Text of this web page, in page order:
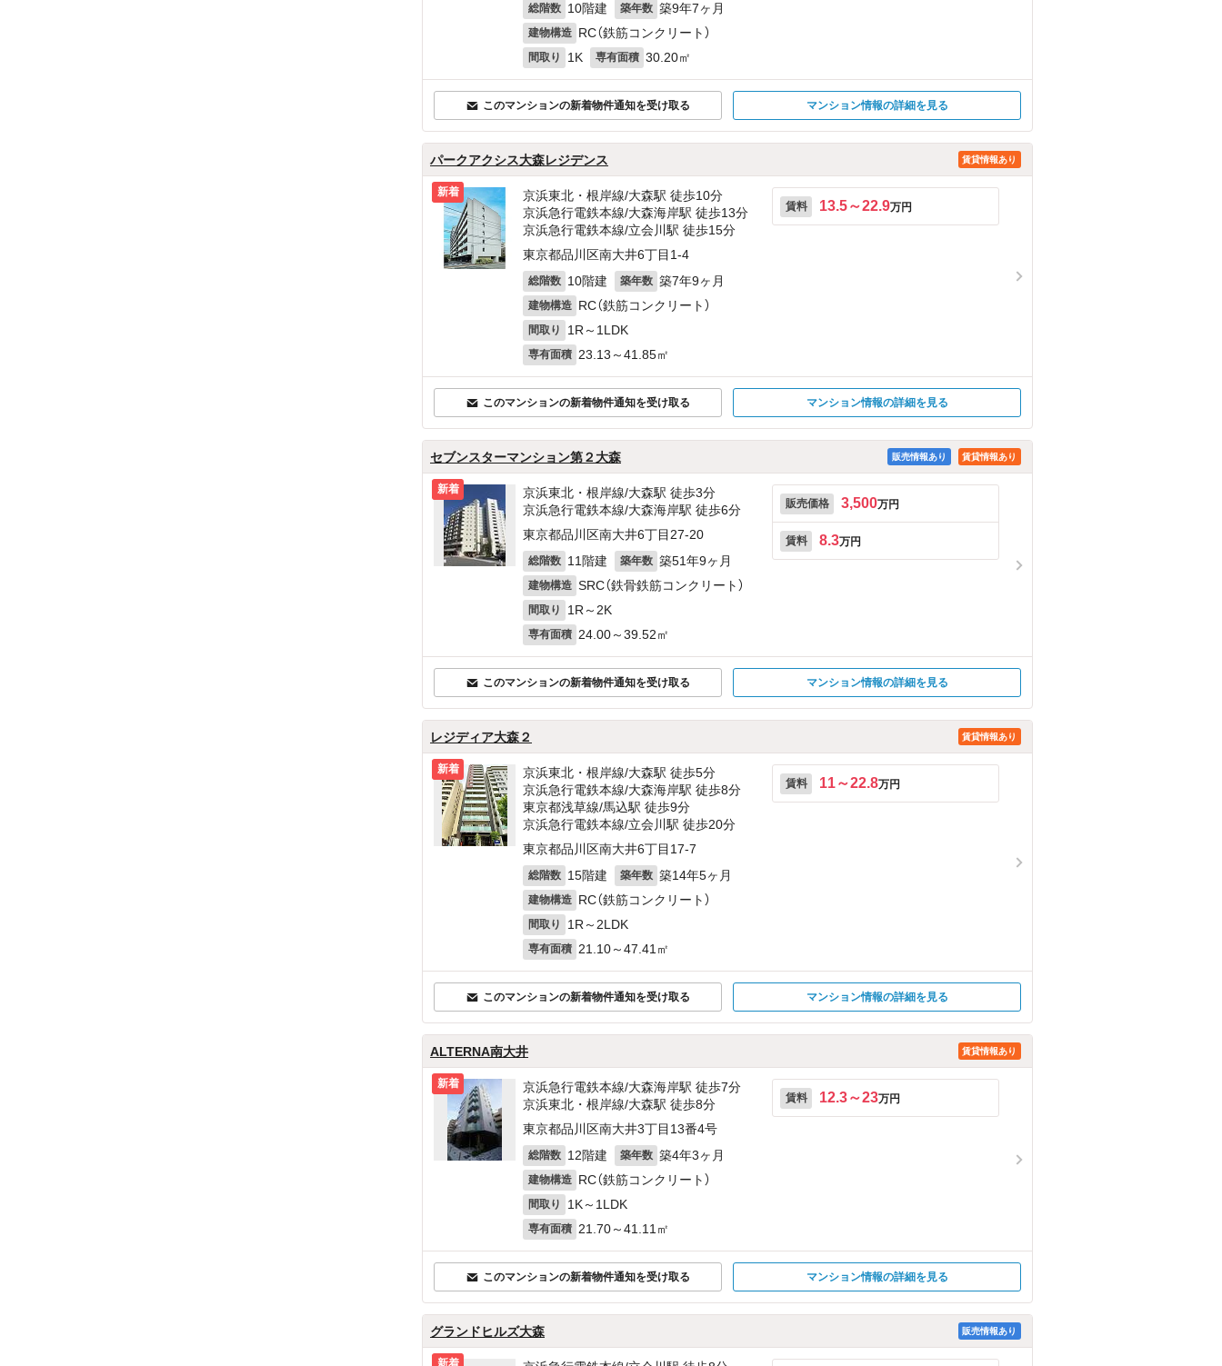
総階数 10階建 築年数 築9年7ヶ月
建物構造 RC（鉄筋コンクリート）
間取り 1K 専有面積 30.20㎡
このマンションの新着物件通知を受け取る マンション情報の詳細を見る
パークアクシス大森レジデンス 賃貸情報あり
新着
京浜東北・根岸線/大森駅 徒歩10分
京浜急行電鉄本線/大森海岸駅 徒歩13分
京浜急行電鉄本線/立会川駅 徒歩15分
東京都品川区南大井6丁目1-4
総階数 10階建 築年数 築7年9ヶ月
建物構造 RC（鉄筋コンクリート）
間取り 1R～1LDK
専有面積 23.13～41.85㎡
賃料 13.5～22.9万円
このマンションの新着物件通知を受け取る マンション情報の詳細を見る
セブンスターマンション第２大森 販売情報あり 賃貸情報あり
新着
京浜東北・根岸線/大森駅 徒歩3分
京浜急行電鉄本線/大森海岸駅 徒歩6分
東京都品川区南大井6丁目27-20
総階数 11階建 築年数 築51年9ヶ月
建物構造 SRC（鉄骨鉄筋コンクリート）
間取り 1R～2K
専有面積 24.00～39.52㎡
販売価格 3,500万円
賃料 8.3万円
このマンションの新着物件通知を受け取る マンション情報の詳細を見る
レジディア大森２ 賃貸情報あり
新着
京浜東北・根岸線/大森駅 徒歩5分
京浜急行電鉄本線/大森海岸駅 徒歩8分
東京都浅草線/馬込駅 徒歩9分
京浜急行電鉄本線/立会川駅 徒歩20分
東京都品川区南大井6丁目17-7
総階数 15階建 築年数 築14年5ヶ月
建物構造 RC（鉄筋コンクリート）
間取り 1R～2LDK
専有面積 21.10～47.41㎡
賃料 11～22.8万円
このマンションの新着物件通知を受け取る マンション情報の詳細を見る
ALTERNA南大井 賃貸情報あり
新着
京浜急行電鉄本線/大森海岸駅 徒歩7分
京浜東北・根岸線/大森駅 徒歩8分
東京都品川区南大井3丁目13番4号
総階数 12階建 築年数 築4年3ヶ月
建物構造 RC（鉄筋コンクリート）
間取り 1K～1LDK
専有面積 21.70～41.11㎡
賃料 12.3～23万円
このマンションの新着物件通知を受け取る マンション情報の詳細を見る
グランドヒルズ大森 販売情報あり
新着